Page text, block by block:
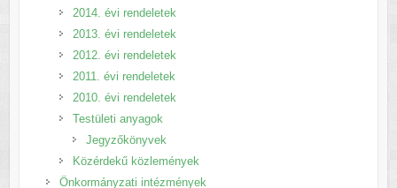
2014. évi rendeletek
2013. évi rendeletek
2012. évi rendeletek
2011. évi rendeletek
2010. évi rendeletek
Testületi anyagok
Jegyzőkönyvek
Közérdekű közlemények
Önkormányzati intézmények